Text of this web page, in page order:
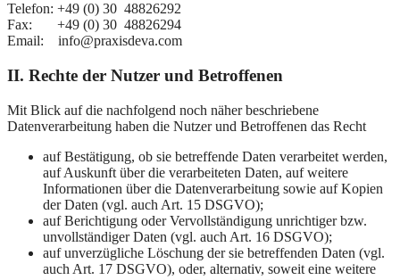
Telefon: +49 (0) 30 48826292
Fax: +49 (0) 30 48826294
Email: info@praxisdeva.com
II. Rechte der Nutzer und Betroffenen
Mit Blick auf die nachfolgend noch näher beschriebene
Datenverarbeitung haben die Nutzer und Betroffenen das Recht
auf Bestätigung, ob sie betreffende Daten verarbeitet werden,
auf Auskunft über die verarbeiteten Daten, auf weitere
Informationen über die Datenverarbeitung sowie auf Kopien
der Daten (vgl. auch Art. 15 DSGVO);
auf Berichtigung oder Vervollständigung unrichtiger bzw.
unvollständiger Daten (vgl. auch Art. 16 DSGVO);
auf unverzügliche Löschung der sie betreffenden Daten (vgl.
auch Art. 17 DSGVO), oder, alternativ, soweit eine weitere